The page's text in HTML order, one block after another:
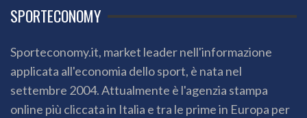
SPORTECONOMY
Sporteconomy.it, market leader nell'informazione
applicata all'economia dello sport, è nata nel
settembre 2004. Attualmente è l'agenzia stampa
online più cliccata in Italia e tra le prime in Europa per